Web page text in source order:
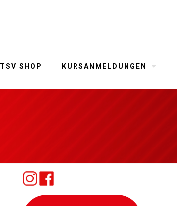
TSV SHOP KURSANMELDUNGEN